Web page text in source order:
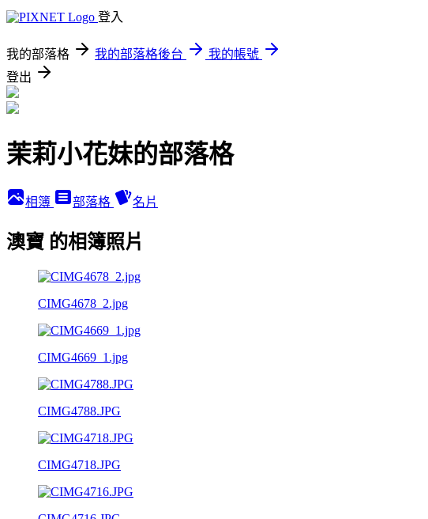
登入
我的部落格 我的部落格後台
我的帳號
登出
茉莉小花妹的部落格
相簿 部落格 名片
澳寶 的相簿照片
CIMG4678_2.jpg
CIMG4669_1.jpg
CIMG4788.JPG
CIMG4718.JPG